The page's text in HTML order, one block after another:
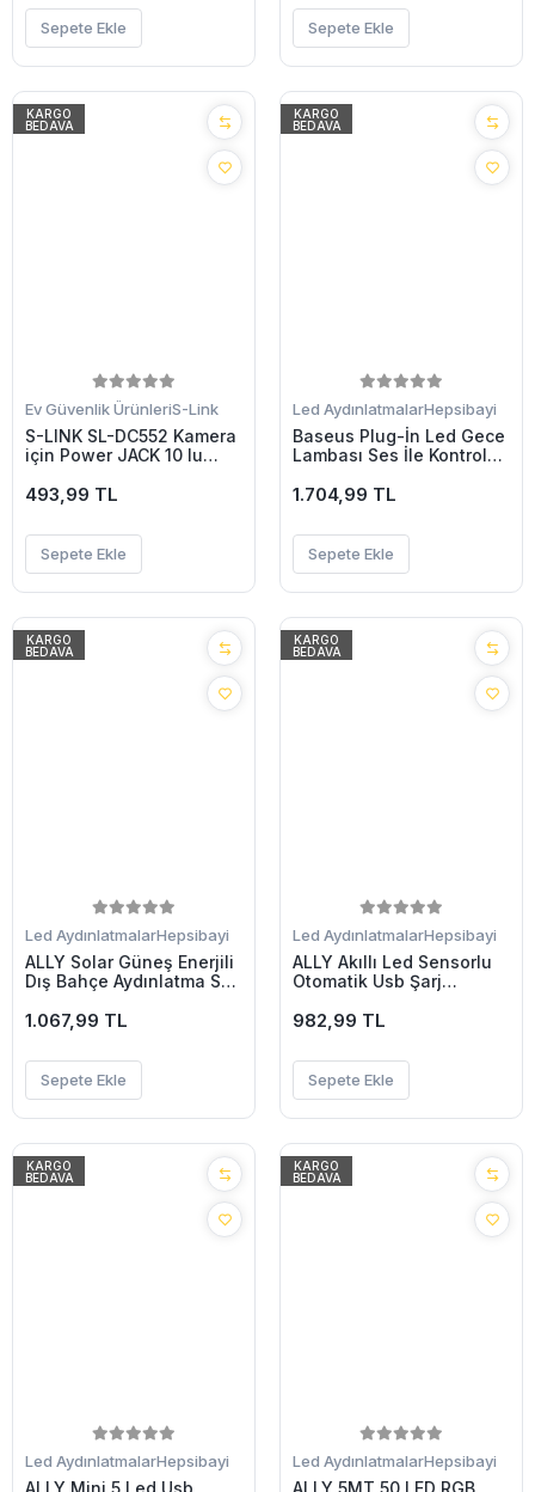
Sepete Ekle Sepete Ekle
KARGO
BEDAVA
Ev Güvenlik ÜrünleriS-Link
S-LINK SL-DC552 Kamera
için Power JACK 10 lu
493,99 TL
Sepete Ekle
KARGO
BEDAVA
Led AydınlatmalarHepsibayi
Baseus Plug-İn Led Gece
Lambası Ses İle Kontrol
1.704,99 TL
Sepete Ekle
KARGO
BEDAVA
Led AydınlatmalarHepsibayi
ALLY Solar Güneş Enerjili
Dış Bahçe Aydınlatma Su
1.067,99 TL
Sepete Ekle
KARGO
BEDAVA
Led AydınlatmalarHepsibayi
ALLY Akıllı Led Sensorlu
Otomatik Usb Şarj
Led-(5775)
982,99 TL
Sepete Ekle
KARGO
BEDAVA
Led AydınlatmalarHepsibayi
ALLY Mini 5 Led Usb
KARGO
BEDAVA
Led AydınlatmalarHepsibayi
ALLY 5MT 50 LED RGB